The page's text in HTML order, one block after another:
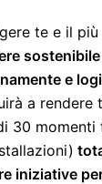
te e il
e
a rendere
30 momenti
iniziative